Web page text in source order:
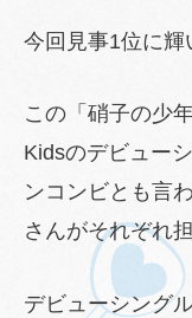
今回見事1位に輝
この「硝子の少
Kidsのデビュー
ンコンビとも言
さんがそれぞれ
デビューシング